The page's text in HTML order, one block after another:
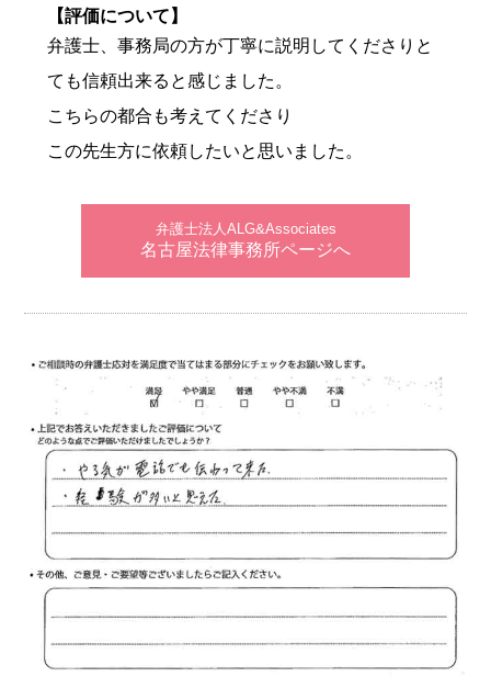
【評価について】
弁護士、事務局の方が丁寧に説明してくださりと
ても信頼出来ると感じました。
こちらの都合も考えてくださり
この先生方に依頼したいと思いました。
弁護士法人ALG&Associates
名古屋法律事務所ページへ